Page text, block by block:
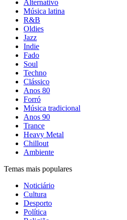
Alternativo
Música latina
R&B
Oldies
Jazz
Indie
Fado
Soul
Techno
Clássico
Anos 80
Forró
Música tradicional
Anos 90
Trance
Heavy Metal
Chillout
Ambiente
Temas mais populares
Noticiário
Cultura
Desporto
Política